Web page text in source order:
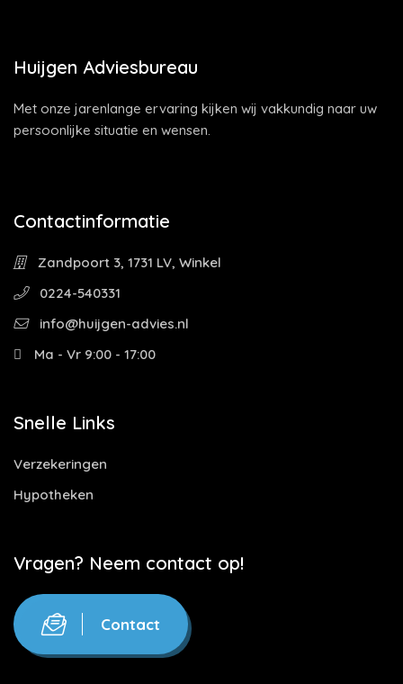
Huijgen Adviesbureau
Met onze jarenlange ervaring kijken wij vakkundig naar uw
persoonlijke situatie en wensen.
Contactinformatie
Zandpoort 3, 1731 LV, Winkel
0224-540331
info@huijgen-advies.nl
Ma - Vr 9:00 - 17:00
Snelle Links
Verzekeringen
Hypotheken
Vragen? Neem contact op!
Contact